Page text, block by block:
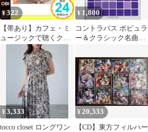
¥322
【帯あり】カフェ・ミ
ュージックで聴くクラ
シック2 [CD]_07
¥ 1,800
コントラバス ポピュラ
ー＆クラシック名曲集
ディア
¥3,333
tocco closet ロングワン
¥ 20,333
【CD】東方フィルハー